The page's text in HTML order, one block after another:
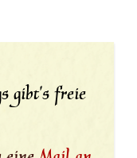
gibt's freie